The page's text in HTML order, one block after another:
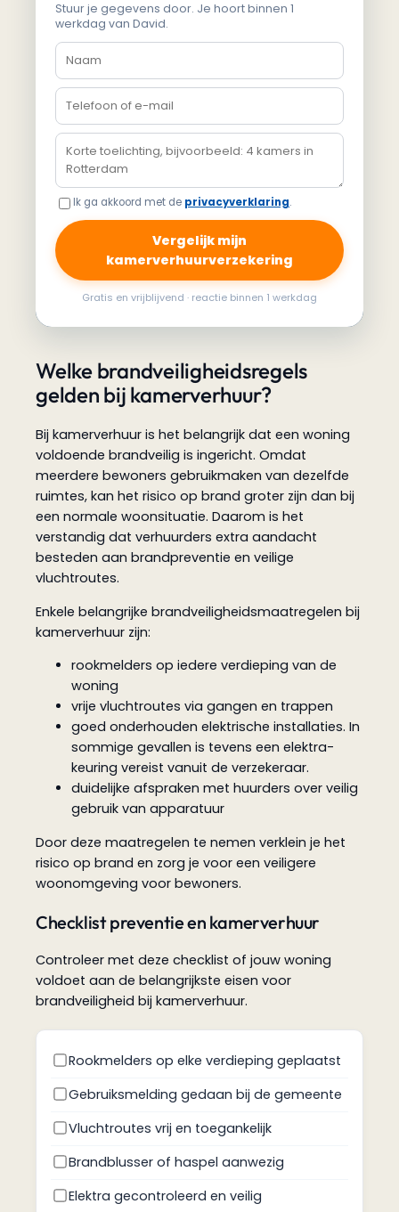
Stuur je gegevens door. Je hoort binnen 1
werkdag van David.
Ik ga akkoord met de privacyverklaring.
Vergelijk mijn
kamerverhuurverzekering
Gratis en vrijblijvend · reactie binnen 1 werkdag
Welke brandveiligheidsregels
gelden bij kamerverhuur?
Bij kamerverhuur is het belangrijk dat een woning
voldoende brandveilig is ingericht. Omdat
meerdere bewoners gebruikmaken van dezelfde
ruimtes, kan het risico op brand groter zijn dan bij
een normale woonsituatie. Daarom is het
verstandig dat verhuurders extra aandacht
besteden aan brandpreventie en veilige
vluchtroutes.
Enkele belangrijke brandveiligheidsmaatregelen bij
kamerverhuur zijn:
rookmelders op iedere verdieping van de
woning
vrije vluchtroutes via gangen en trappen
goed onderhouden elektrische installaties. In
sommige gevallen is tevens een elektra-
keuring vereist vanuit de verzekeraar.
duidelijke afspraken met huurders over veilig
gebruik van apparatuur
Door deze maatregelen te nemen verklein je het
risico op brand en zorg je voor een veiligere
woonomgeving voor bewoners.
Checklist preventie en kamerverhuur
Controleer met deze checklist of jouw woning
voldoet aan de belangrijkste eisen voor
brandveiligheid bij kamerverhuur.
Rookmelders op elke verdieping geplaatst
Gebruiksmelding gedaan bij de gemeente
Vluchtroutes vrij en toegankelijk
Brandblusser of haspel aanwezig
Elektra gecontroleerd en veilig